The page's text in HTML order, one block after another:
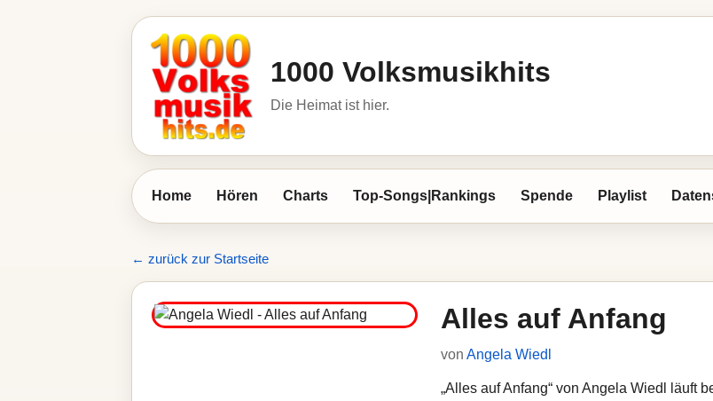
1000 Volksmusikhits
Die Heimat ist hier.
Home Hören Charts Top-Songs|Rankings Spende Playlist
← zurück zur Startseite
Alles auf Anfang
von Angela Wiedl
„Alles auf Anfang“ von Angela Wiedl läuft